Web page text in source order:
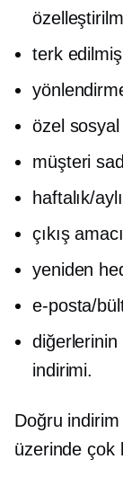
terk
özel
müşteri
haftalık/
çıkış
yeniden
e-posta/
diğerlerinin
indirimi.
Doğru
üzerinde çok